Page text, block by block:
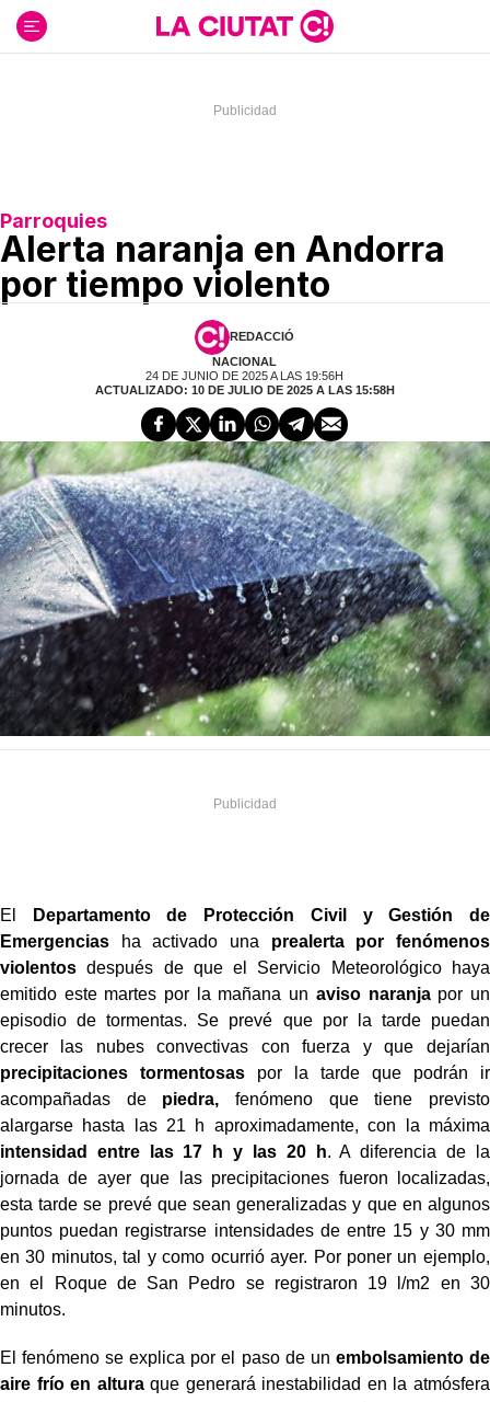
contenido
Parroquies
Alerta naranja en Andorra
por tiempo violento
REDACCIÓ
NACIONAL
24 DE JUNIO DE 2025 A LAS 19:56H
ACTUALIZADO: 10 DE JULIO DE 2025 A LAS 15:58H
El
Departamento de Protección Civil y Gestión de
Emergencias ha activado una prealerta por fenómenos
violentos después de que el Servicio Meteorológico haya
emitido este martes por la mañana un aviso naranjapor un
episodio de tormentas. Se prevé que por la tarde puedan
crecer las nubes convectivas con fuerza y que dejarían
precipitaciones tormentosas por la tarde que podrán ir
acompañadas de piedra, fenómeno que tiene previsto
alargarse hasta las 21 h aproximadamente, con la máxima
intensidad entre las 17 h y las 20 h. A diferencia de la
jornada de ayer que las precipitaciones fueron localizadas,
esta tarde se prevé que sean generalizadas y que en algunos
puntos puedan registrarse intensidades de entre 15 y 30 mm
en 30 minutos, tal y como ocurrió ayer. Por poner un ejemplo,
en el Roque de San Pedro se registraron 19 l/m2 en 30
minutos.
El fenómeno se explica por el paso de un embolsamiento de
aire frío en alturaque generará inestabilidad en la atmósfera